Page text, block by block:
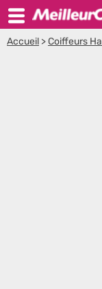
Accueil >Coiffeurs